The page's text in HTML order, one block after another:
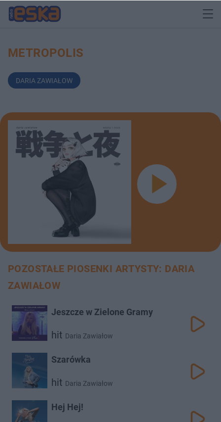
METROPOLIS
DARIA ZAWIAŁOW
POZOSTAŁE PIOSENKI ARTYSTY: DARIA
ZAWIAŁOW
Jeszcze w Zielone Gramy
hit Daria Zawiałow
Szarówka
hit Daria Zawiałow
Hej Hej!